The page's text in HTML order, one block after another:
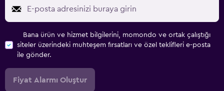
Bana ürün ve hizmet bilgilerini, momondo ve ortak çalıştığı
siteler üzerindeki muhteşem fırsatları ve özel teklifleri e-posta
ile gönder.
Fiyat Alarmı Oluştur